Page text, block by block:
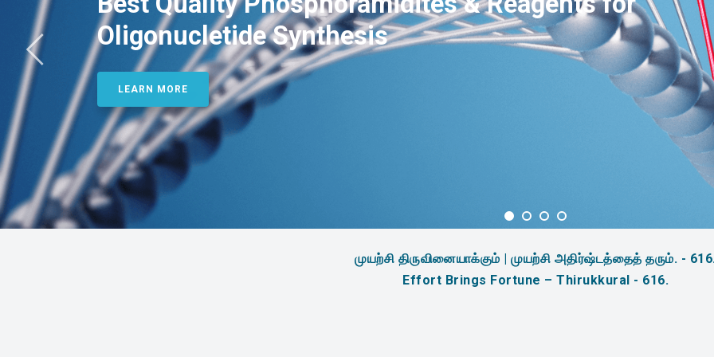
Oligonucletide Synthesis
LEARN MORE
முயற்சி திருவினையாக்கும் | முயற்சி அதிர்ஷ்டத்தைத் தரும். -
Effort Brings Fortune – Thirukkural - 616.